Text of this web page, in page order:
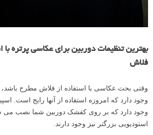
بهترین تنظیمات دوربین برای عکاسی پرتره با
فلاش
وقتی بحث عکاسی با استفاده از فلاش مطرح باشد،
وجود دارد که امروزه استفاده از آنها رایج است.
وجود دارد که بر روی کفشک دوربین شما نصب می
استودیویی بزرگتر نیز وجود دارند.